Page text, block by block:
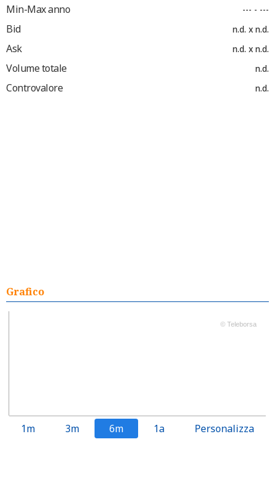
Min-Max anno --- - ---
Bid n.d. x n.d.
Ask n.d. x n.d.
Volume totale n.d.
Controvalore n.d.
Grafico
© Teleborsa
1m 3m 6m 1a Personalizza